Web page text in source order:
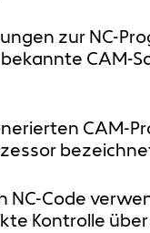
zur NC-
bekannte CAM-
CAM-
NC-Code
Kontrolle